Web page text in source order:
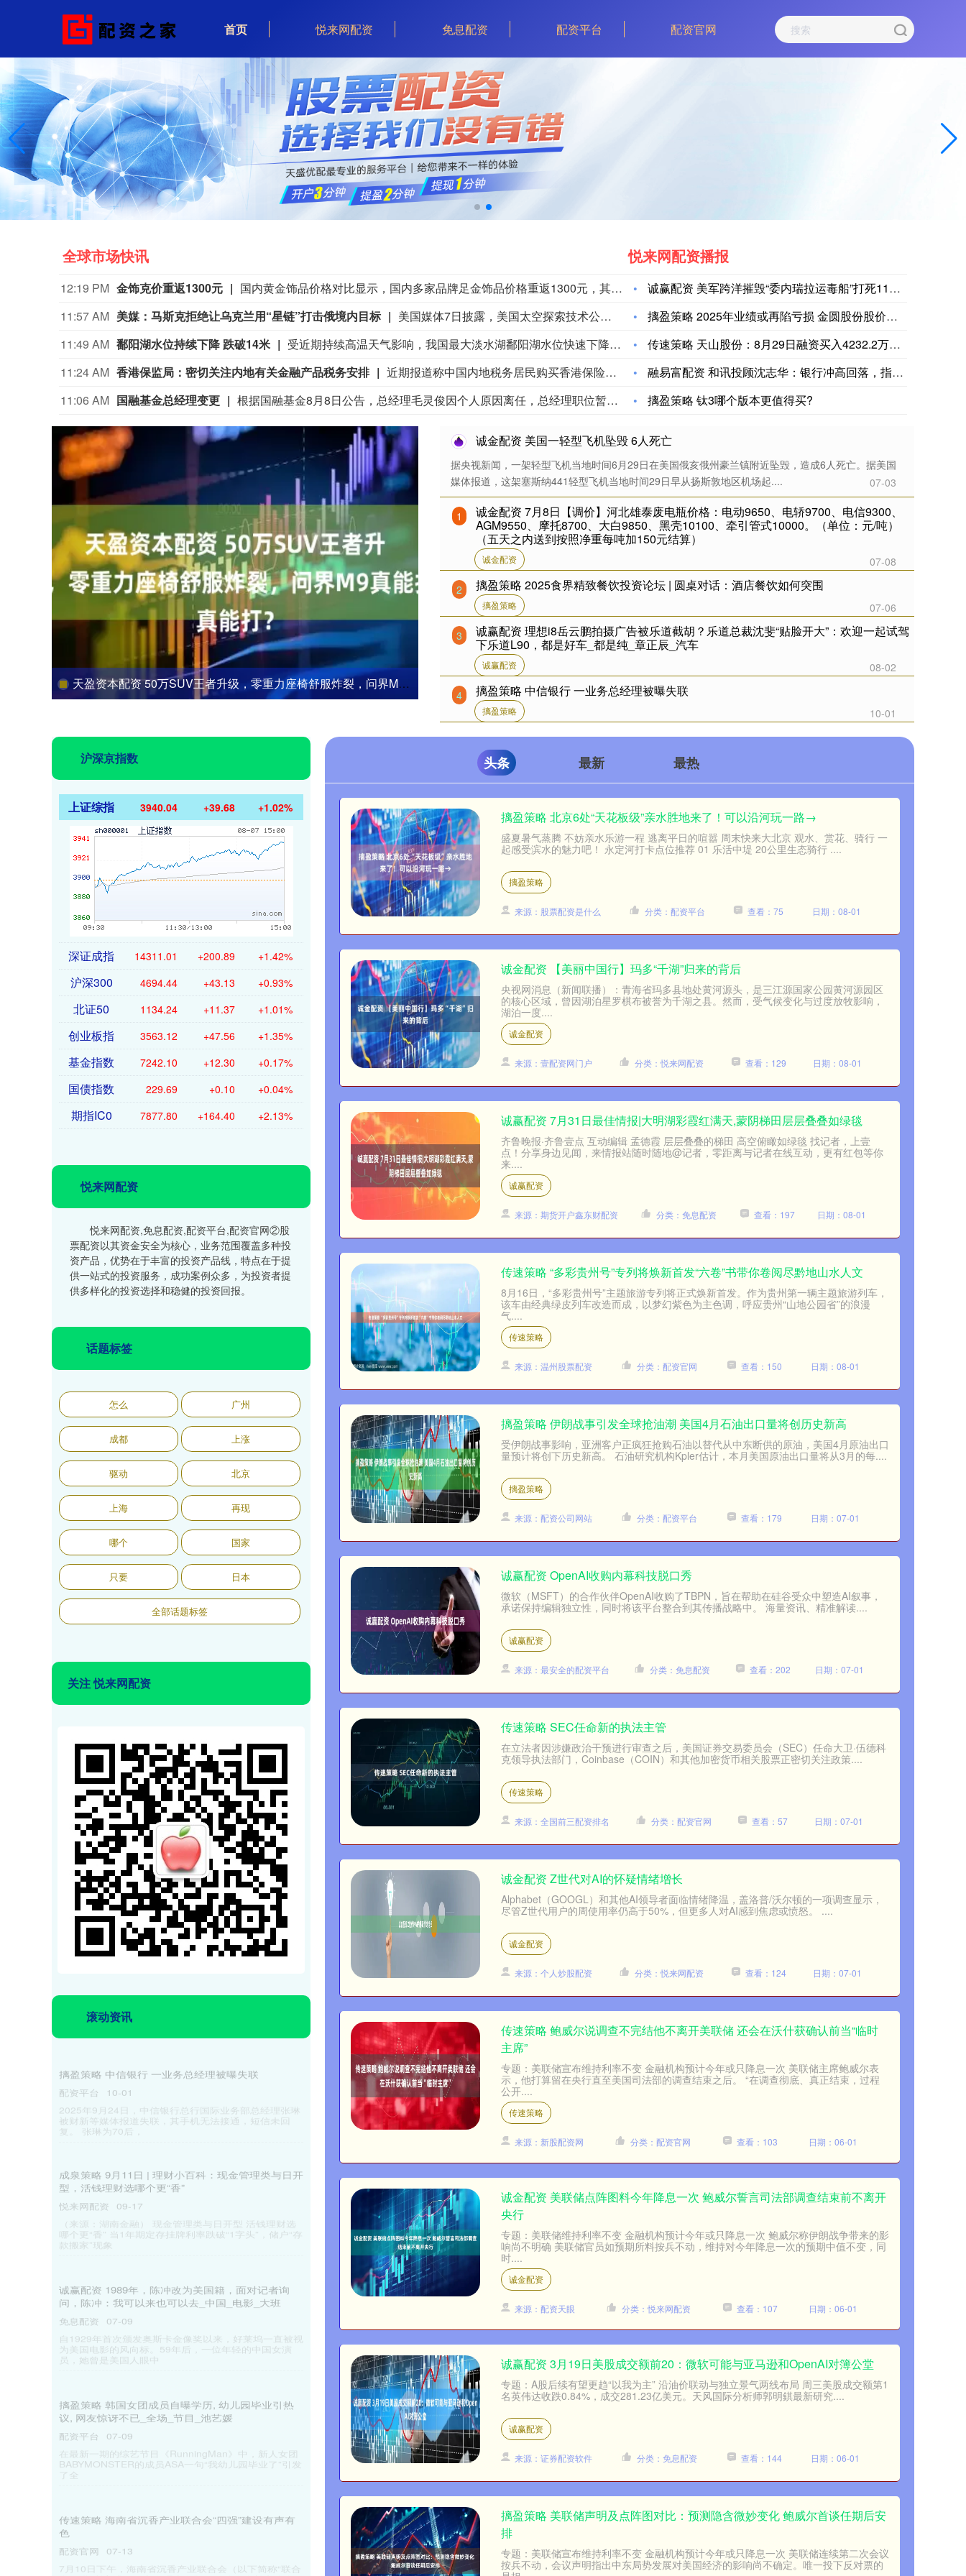
首页 悦来网配资 免息配资 配资平台 配资官网
全球市场快讯
12:19 PM 金饰克价重返1300元
国内黄金饰品价格对比显示，国内多家品牌足金饰品价格重返1300元，其中周生生足金饰品报1315元/克，周大福报价1308元/克，老庙黄金报价1310元/克。
11:57 AM 美媒：马斯克拒绝让乌克兰用“星链”打击俄境内目标
美国媒体7日披露，美国太空探索技术公司(SpaceX)创始人马斯克明确拒绝允许乌克兰军方利用SpaceX旗下卫星互联网系统“星链”打击俄罗斯境内目标。美国《大西洋》杂志以乌前国防部长费多罗夫两名“身边人”为消息源报道，费多罗夫此前一直在推动利用“星链”打击俄罗斯境内目标，曾尝试通过私下渠道与马斯克接触，但遭到后者拒绝。“截至目前，（马斯克）没有作出同意的决定。”报道称，马斯克之所以拒绝乌方用“星链”对俄进行纵深打击，是担心危机进一步升级。2022年乌克兰危机全面升级后，马斯克曾免费向乌克兰提供数万个“星链”终端。但他后来频频与乌方发生争执，敦促后者与俄方达成和平协议。（新华社）
11:49 AM 鄱阳湖水位持续下降 跌破14米
受近期持续高温天气影响，我国最大淡水湖鄱阳湖水位快速下降。截至8月8日8时，鄱阳湖标志性水文站星子站水位下降至13.97米，较昨日下降0.13米，鄱阳湖湖口站水位下降至13.84米，湖区两岸退水痕迹明显。（央视新闻）
11:24 AM 香港保监局：密切关注内地有关金融产品税务安排
近期报道称中国内地税务居民购买香港保险的收益被纳入征税范围。对此，香港保险监管局回应记者称，政府和保监局正密切注意内地有关金融产品税务安排的最新发展，同时会与业界保持紧密沟通。中国居民就境外投资收益必须依法申报及缴税的要求一直存在，市场不用过度解读或作出揣测。香港保险市场发展成熟，产品设计灵活先进，可提供货币选择、环球资产配置、人生规划、财富传承等专业服务，相信对内地客户有一定吸引力。（财联社)
11:06 AM 国融基金总经理变更 根据国融基金8月8日公告，总经理毛灵俊因个人原因离任，总经理职位暂由张圆辉代任。根据国融基金安排，该公司董事会选举韩光华拟任公司总经理，待韩光华完成相关程序后履职。
悦来网配资播报
诚赢配资 美军跨洋摧毁“委内瑞拉运毒船”打死11人 合法吗？
摛盈策略 2025年业绩或再陷亏损 金圆股份股价应声跌停
传速策略 天山股份：8月29日融资买入4232.2万元，融资
融易富配资 和讯投顾沈志华：银行冲高回落，指数会回落吗？
摛盈策略 钛3哪个版本更值得买?
天盈资本配资 50万SUV王者升级，零重力座椅舒服炸裂，问界M9真能打？
诚金配资 美国一轻型飞机坠毁 6人死亡
据央视新闻，一架轻型飞机当地时间6月29日在美国俄亥俄州豪兰镇附近坠毁，造成6人死亡。据美国
媒体报道，这架塞斯纳441轻型飞机当地时间29日早从扬斯敦地区机场起....
07-03
1
诚金配资 7月8日【调价】河北雄泰废电瓶价格：电动9650、电轿9700、电信9300、
AGM9550、摩托8700、大白9850、黑壳10100、牵引管式10000。（单位：元/吨）
（五天之内送到按照净重每吨加150元结算）
诚金配资
07-08
2
摛盈策略 2025食界精致餐饮投资论坛 | 圆桌对话：酒店餐饮如何突围
摛盈策略
07-06
3
诚赢配资 理想i8岳云鹏拍摄广告被乐道截胡？乐道总裁沈斐“贴脸开大”：欢迎一起试驾
下乐道L90，都是好车_都是纯_章正辰_汽车
诚赢配资
08-02
4
摛盈策略 中信银行 一业务总经理被曝失联
摛盈策略 10-01
头条 最新 最热
摛盈策略 北京6处“天花板级”亲水胜地来了！可以沿河玩一路→
盛夏暑气蒸腾 不妨亲水乐游一程 逃离平日的喧嚣 周末快来大北京 观水、赏花、骑行 一
起感受滨水的魅力吧！ 永定河打卡点位推荐 01 乐活中堤 20公里生态骑行 ....
摛盈策略
来源：股票配资是什么 分类：配资平台 查看：75 日期：08-01
诚金配资 【美丽中国行】玛多“千湖”归来的背后
央视网消息（新闻联播）：青海省玛多县地处黄河源头，是三江源国家公园黄河源园区
的核心区域，曾因湖泊星罗棋布被誉为千湖之县。然而，受气候变化与过度放牧影响，
湖泊一度....
诚金配资
来源：壹配资网门户 分类：悦来网配资 查看：129 日期：08-01
诚赢配资 7月31日最佳情报|大明湖彩霞红满天,蒙阴梯田层层叠叠如绿毯
齐鲁晚报·齐鲁壹点 互动编辑 孟德霞 层层叠叠的梯田 高空俯瞰如绿毯 找记者，上壹
点！分享身边见闻，来情报站随时随地@记者，零距离与记者在线互动，更有红包等你
来....
诚赢配资
来源：期货开户鑫东财配资 分类：免息配资 查看：197 日期：08-01
传速策略 “多彩贵州号”专列将焕新首发“六卷”书带你卷阅尽黔地山水人文
8月16日，“多彩贵州号”主题旅游专列将正式焕新首发。作为贵州第一辆主题旅游列车，
该车由经典绿皮列车改造而成，以梦幻紫色为主色调，呼应贵州“山地公园省”的浪漫
气....
传速策略
来源：温州股票配资 分类：配资官网 查看：150 日期：08-01
摛盈策略 伊朗战事引发全球抢油潮 美国4月石油出口量将创历史新高
受伊朗战事影响，亚洲客户正疯狂抢购石油以替代从中东断供的原油，美国4月原油出口
量预计将创下历史新高。 石油研究机构Kpler估计，本月美国原油出口量将从3月的每....
摛盈策略
来源：配资公司网站 分类：配资平台 查看：179 日期：07-01
诚赢配资 OpenAI收购内幕科技脱口秀
微软（MSFT）的合作伙伴OpenAI收购了TBPN，旨在帮助在硅谷受众中塑造AI叙事，
承诺保持编辑独立性，同时将该平台整合到其传播战略中。 海量资讯、精准解读....
诚赢配资
来源：最安全的配资平台 分类：免息配资 查看：202 日期：07-01
传速策略 SEC任命新的执法主管
在立法者因涉嫌政治干预进行审查之后，美国证券交易委员会（SEC）任命大卫·伍德科
克领导执法部门，Coinbase（COIN）和其他加密货币相关股票正密切关注政策....
传速策略
来源：全国前三配资排名 分类：配资官网 查看：57 日期：07-01
诚金配资 Z世代对AI的怀疑情绪增长
Alphabet（GOOGL）和其他AI领导者面临情绪降温，盖洛普/沃尔顿的一项调查显示，
尽管Z世代用户的周使用率仍高于50%，但更多人对AI感到焦虑或愤怒。 ....
诚金配资
来源：个人炒股配资 分类：悦来网配资 查看：124 日期：07-01
传速策略 鲍威尔说调查不完结他不离开美联储 还会在沃什获确认前当“临时
主席”
专题：美联储宣布维持利率不变 金融机构预计今年或只降息一次 美联储主席鲍威尔表
示，他打算留在央行直至美国司法部的调查结束之后。 “在调查彻底、真正结束，过程
公开....
传速策略
来源：新股配资网 分类：配资官网 查看：103 日期：06-01
诚金配资 美联储点阵图料今年降息一次 鲍威尔誓言司法部调查结束前不离开
央行
专题：美联储维持利率不变 金融机构预计今年或只降息一次 鲍威尔称伊朗战争带来的影
响尚不明确 美联储官员如预期所料按兵不动，维持对今年降息一次的预期中值不变，同
时....
诚金配资
来源：配资天眼 分类：悦来网配资 查看：107 日期：06-01
诚赢配资 3月19日美股成交额前20：微软可能与亚马逊和OpenAI对簿公堂
专题：A股后续有望更趋“以我为主” 沿油价联动与独立景气两线布局 周三美股成交额第1
名英伟达收跌0.84%，成交281.23亿美元。天风国际分析师郭明錤最新研究....
诚赢配资
来源：证券配资软件 分类：免息配资 查看：144 日期：06-01
摛盈策略 美联储声明及点阵图对比：预测隐含微妙变化 鲍威尔首谈任期后安
排
专题：美联储宣布维持利率不变 金融机构预计今年或只降息一次 美联储连续第二次会议
按兵不动，会议声明指出中东局势发展对美国经济的影响尚不确定。唯一投下反对票的
沪深京指数
上证综指 3940.04 +39.68 +1.02%
深证成指 14311.01 +200.89 +1.42%
沪深300 4694.44 +43.13 +0.93%
北证50 1134.24 +11.37 +1.01%
创业板指 3563.12 +47.56 +1.35%
基金指数 7242.10 +12.30 +0.17%
国债指数 229.69 +0.10 +0.04%
期指IC0 7877.80 +164.40 +2.13%
悦来网配资
悦来网配资,免息配资,配资平台,配资官网②股
票配资以其资金安全为核心，业务范围覆盖多种投
资产品，优势在于丰富的投资产品线，特点在于提
供一站式的投资服务，成功案例众多，为投资者提
供多样化的投资选择和稳健的投资回报。
话题标签
怎么 广州
成都 上涨
驱动 北京
上海 再现
哪个 国家
只要 日本
全部话题标签
关注 悦来网配资
滚动资讯
摛盈策略 捷佳伟创: 7月22日高管余仲减持股份合计
2.55万股
配资平台
07-26
证券之星消息，根据7月23日市场公开信息、上市公司
诚金配资 紧急联动，暖心寻回！儿科医院多部门协
悦来网配资 07-07
近日，一位带孩子在我院进行心超检查的家长，不慎遗
擒牛宝配资 “好房子”长啥样？万科多地楼盘热销，
配资平台
07-15
（原标题：“好房子”长啥样？万科多地楼盘热销，前沿
诚金配资 中银证券: 给予歌尔股份买入评级
悦来网配资 07-26
中银国际证券股份有限公司苏凌瑶,周世辉近期对歌尔股
份进行研究并发布了研究报告《筹划大额股权收购，拓
技30ETF(520980)涨超1%，单日大举揽金超2亿
新高！